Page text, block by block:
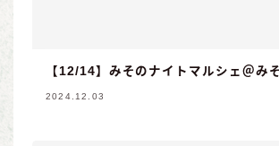
【12/14】みそのナイトマルシェ＠み
2024.12.03